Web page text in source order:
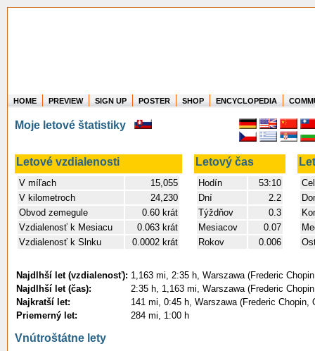
Where in the world have you flown?
How long have you been in the air?
Create your own FlightMemory and see!
HOME PREVIEW SIGN UP POSTER SHOP ENCYCLOPEDIA
Moje letové štatistiky
Letové vzdialenosti Letový čas
V míľach
15,055
V kilometroch
24,230
Obvod zemegule
0.60 krát
Vzdialenosť k Mesiacu
0.063 krát
Vzdialenosť k Slnku
0.0002 krát
Hodín
53:10
Dní
2.2
Týždňov
0.3
Mesiacov
0.07
Rokov
0.006
Najdlhší let (vzdialenosť): 1,163 mi, 2:35 h, Warszawa (Frederic
Najdlhší let (čas):
2:35 h, 1,163 mi, Warszawa (Frederic
Najkratší let:
141 mi, 0:45 h, Warszawa (Frederic
Priemerný let:
284 mi, 1:00 h
Vnútroštátne lety